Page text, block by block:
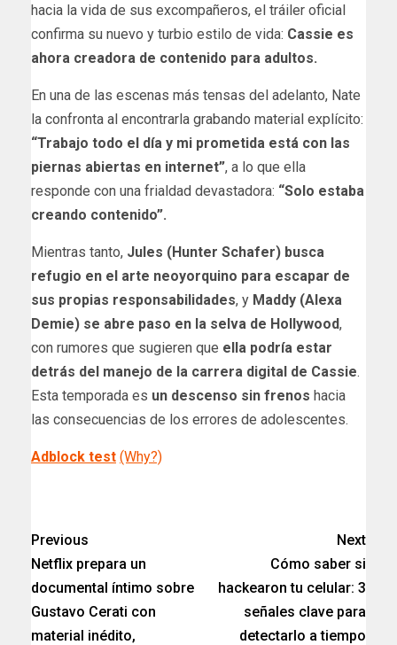
hacia la vida de sus excompañeros, el tráiler oficial
confirma su nuevo y turbio estilo de vida: Cassie es
ahora creadora de contenido para adultos.
En una de las escenas más tensas del adelanto, Nate
la confronta al encontrarla grabando material explícito:
“Trabajo todo el día y mi prometida está con las
piernas abiertas en internet”, a lo que ella
responde con una frialdad devastadora: “Solo estaba
creando contenido”.
Mientras tanto, Jules (Hunter Schafer) busca
refugio en el arte neoyorquino para escapar de
sus propias responsabilidades, y Maddy (Alexa
Demie) se abre paso en la selva de Hollywood,
con rumores que sugieren que ella podría estar
detrás del manejo de la carrera digital de Cassie.
Esta temporada es un descenso sin frenos hacia
las consecuencias de los errores de adolescentes.
Adblock test (Why?)
Previous
Netflix prepara un
documental íntimo sobre
Gustavo Cerati con
material inédito,
Next
Cómo saber si
hackearon tu celular: 3
señales clave para
detectarlo a tiempo